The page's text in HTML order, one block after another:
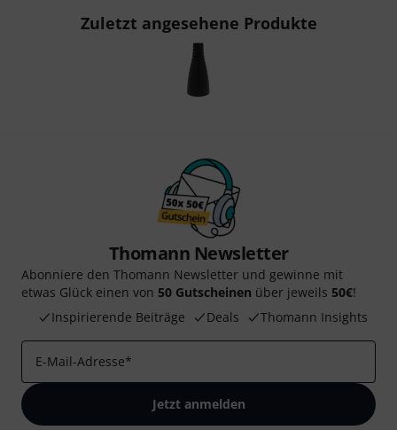
Zuletzt angesehene Produkte
Thomann Newsletter
Abonniere den Thomann Newsletter und gewinne mit
etwas Glück einen von 50 Gutscheinen über jeweils 50€!
Inspirierende Beiträge
Deals Thomann Insights
E-Mail-Adresse*
Jetzt anmelden